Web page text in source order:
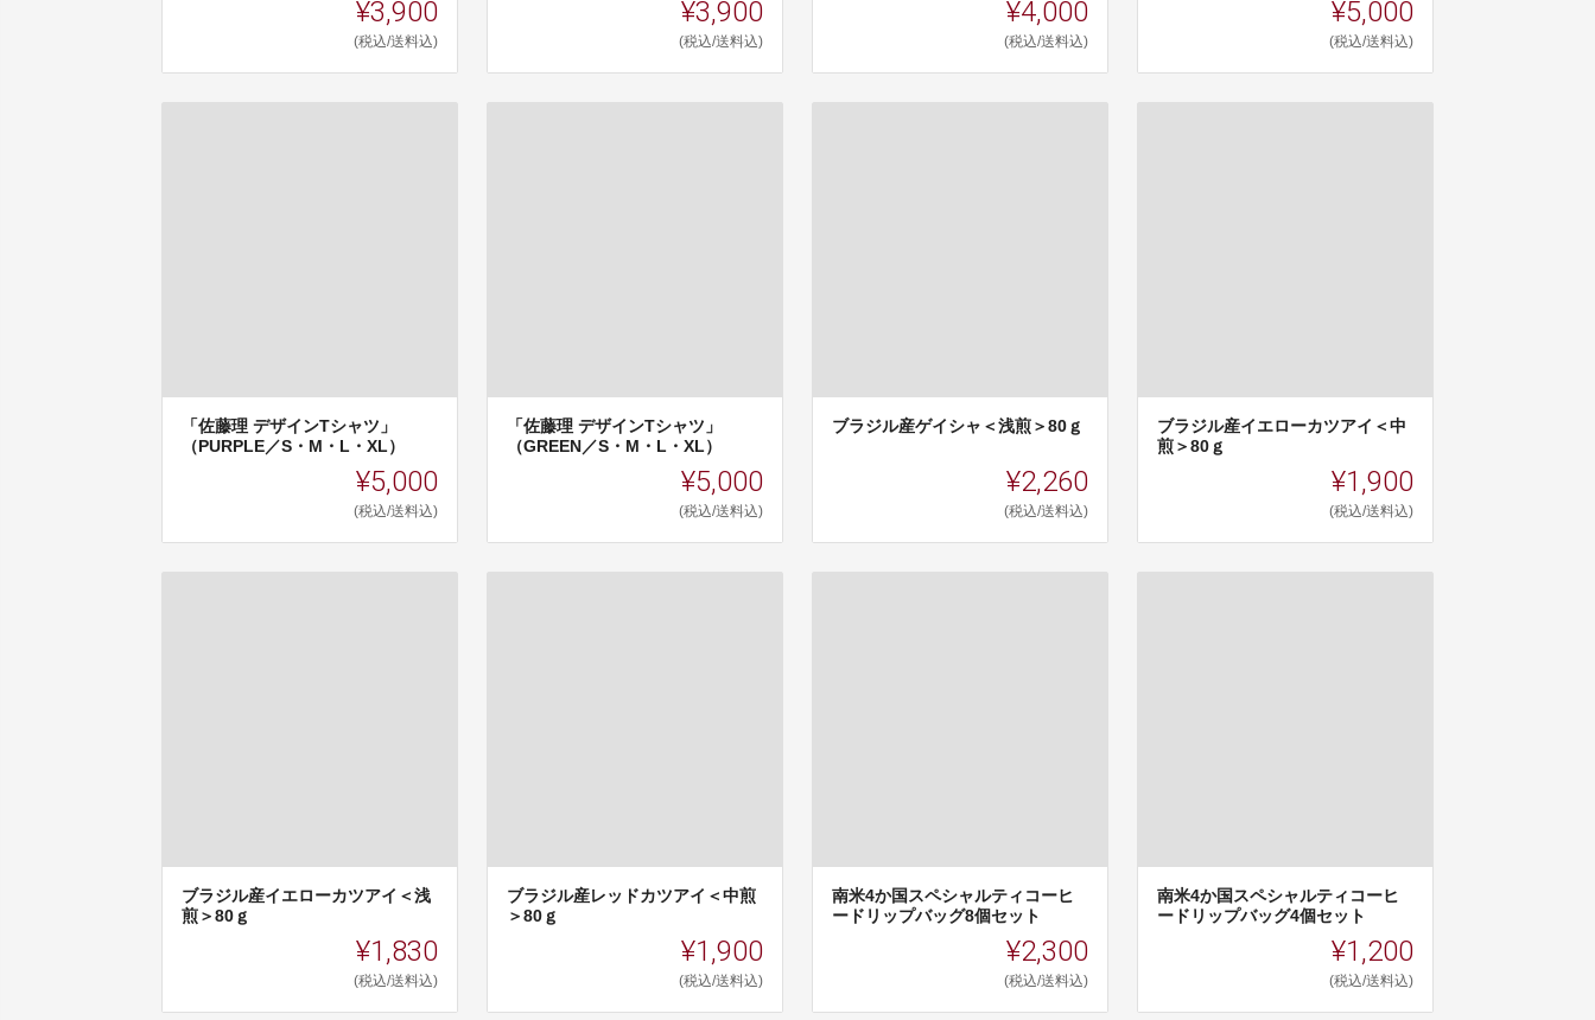
¥3,900
(税込/送料込)
¥3,900
(税込/送料込)
¥4,000
(税込/送料込)
¥5,000
(税込/送料込)
「佐藤理 デザインTシャツ」
（PURPLE／S・M・L・XL）
¥5,000
(税込/送料込)
「佐藤理 デザインTシャツ」
（GREEN／S・M・L・XL）
¥5,000
(税込/送料込)
ブラジル産ゲイシャ＜浅煎＞80ｇ
¥2,260
(税込/送料込)
ブラジル産イエローカツアイ＜中
煎＞80ｇ
¥1,900
(税込/送料込)
ブラジル産イエローカツアイ＜浅
煎＞80ｇ
¥1,830
(税込/送料込)
ブラジル産レッドカツアイ＜中煎
＞80ｇ
¥1,900
(税込/送料込)
南米4か国スペシャルティコーヒ
ードリップバッグ8個セット
¥2,300
(税込/送料込)
南米4か国スペシャルティコーヒ
ードリップバッグ4個セット
¥1,200
(税込/送料込)